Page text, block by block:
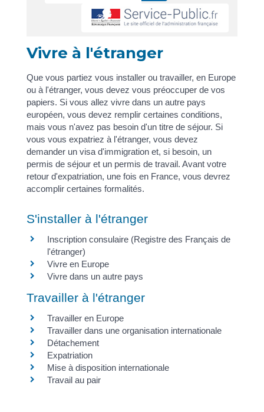
Vivre à l'étranger
Que vous partiez vous installer ou travailler, en Europe
ou à l'étranger, vous devez vous préoccuper de vos
papiers. Si vous allez vivre dans un autre pays
européen, vous devez remplir certaines conditions,
mais vous n'avez pas besoin d'un titre de séjour. Si
vous vous expatriez à l'étranger, vous devez
demander un visa d'immigration et, si besoin, un
permis de séjour et un permis de travail. Avant votre
retour d'expatriation, une fois en France, vous devrez
accomplir certaines formalités.
S'installer à l'étranger
Inscription consulaire (Registre des Français de
l'étranger)
Vivre en Europe
Vivre dans un autre pays
Travailler à l'étranger
Travailler en Europe
Travailler dans une organisation internationale
Détachement
Expatriation
Mise à disposition internationale
Travail au pair